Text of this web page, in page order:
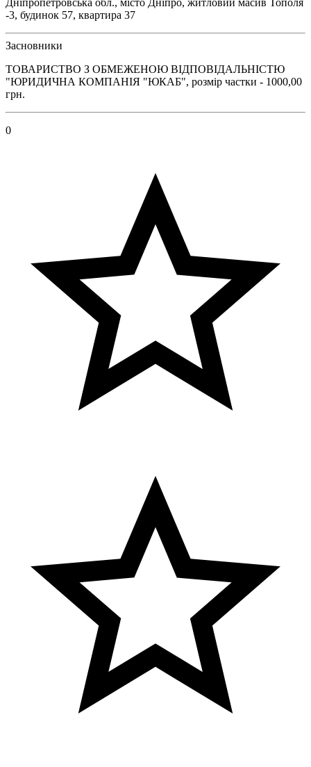
-3, будинок 57, квартира 37
Засновники
ТОВАРИСТВО З ОБМЕЖЕНОЮ ВІДПОВІДАЛЬНІСТЮ
"ЮРИДИЧНА КОМПАНІЯ "ЮКАБ", розмір частки - 1000,00
грн.
0